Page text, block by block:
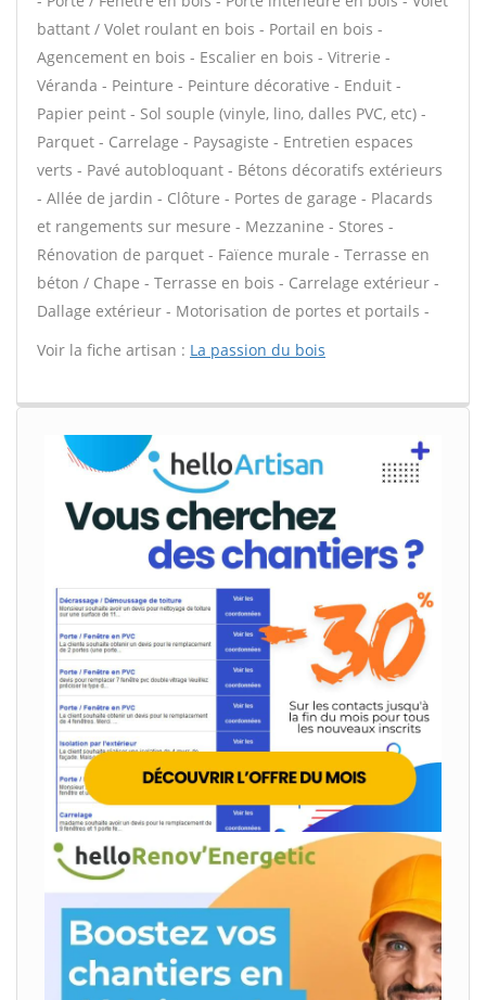
battant / Volet roulant en bois - Portail en bois -
Agencement en bois - Escalier en bois - Vitrerie -
Véranda - Peinture - Peinture décorative - Enduit -
Papier peint - Sol souple (vinyle, lino, dalles PVC, etc) -
Parquet - Carrelage - Paysagiste - Entretien espaces
verts - Pavé autobloquant - Bétons décoratifs extérieurs
- Allée de jardin - Clôture - Portes de garage - Placards
et rangements sur mesure - Mezzanine - Stores -
Rénovation de parquet - Faïence murale - Terrasse en
béton / Chape - Terrasse en bois - Carrelage extérieur -
Dallage extérieur - Motorisation de portes et portails -
Voir la fiche artisan : La passion du bois